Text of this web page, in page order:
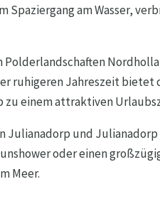
am Wasser,
ruhigeren Jahreszeit bietet
zu einem attraktiven
Julianadorp und
oder einen
Meer.